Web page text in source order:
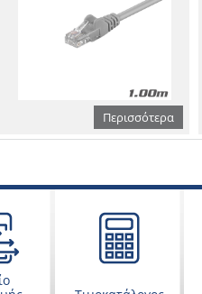
Περισσότερα